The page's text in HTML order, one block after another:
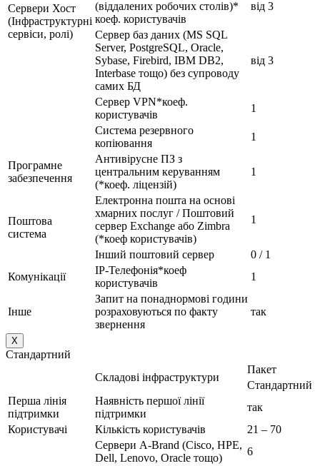
Сервери Хост
(Інфраструктурні
сервіси, ролі)
(віддалених робочих столів)*
коеф. користувачів
від 3
Сервер баз даних (MS SQL
Server, PostgreSQL, Oracle,
Sybase, Firebird, IBM DB2,
Interbase тощо) без супроводу
самих БД
від 3
Сервер VPN*коеф.
користувачів
1
Система резервного
копіювання
1
Програмне
забезпечення
Антивірусне ПЗ з
центральним керуванням
(*коеф. ліцензій)
1
Поштова
система
Електронна пошта на основі
хмарних послуг / Поштовий
сервер Exchange або Zimbra
(*коеф користувачів)
1
Інший поштовий сервер
0 / 1
Комунікації
IP-Телефонія*коеф
користувачів
1
Інше
Запит на понаднормові години
розраховуються по факту
звернення
так
X
Стандартний
Складові інфраструктури
Пакет
Стандартний
Перша лінія
підтримки
Наявність першої лінії
підтримки
так
Користувачі
Кількість користувачів 21 – 70
Сервери A-Brand (Cisco, HPE,
Dell, Lenovo, Oracle тощо)
6